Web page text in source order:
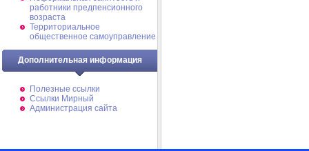
работники предпенсионного
возраста
Территориальное
общественное самоуправление
Дополнительная информация
Полезные ссылки
Ссылки Мирный
Администрация сайта